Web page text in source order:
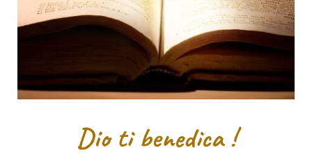
Dio ti benedica !